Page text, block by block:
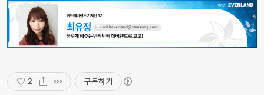
2 구독하기